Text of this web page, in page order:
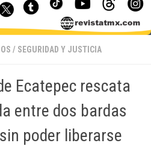
/ SEGURIDAD Y JUSTICIA
Ecatepec rescata
entre dos bardas
poder liberarse